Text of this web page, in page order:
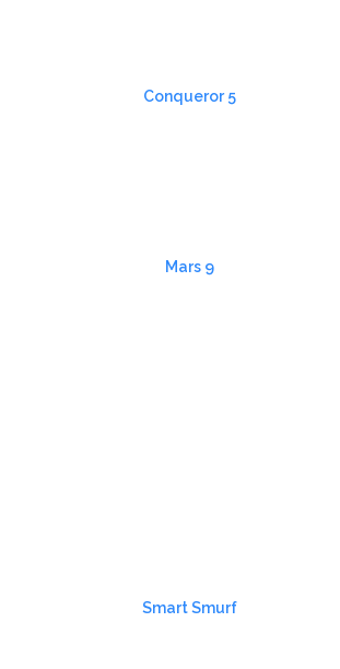
Conqueror 5
Mars 9
Smart Smurf